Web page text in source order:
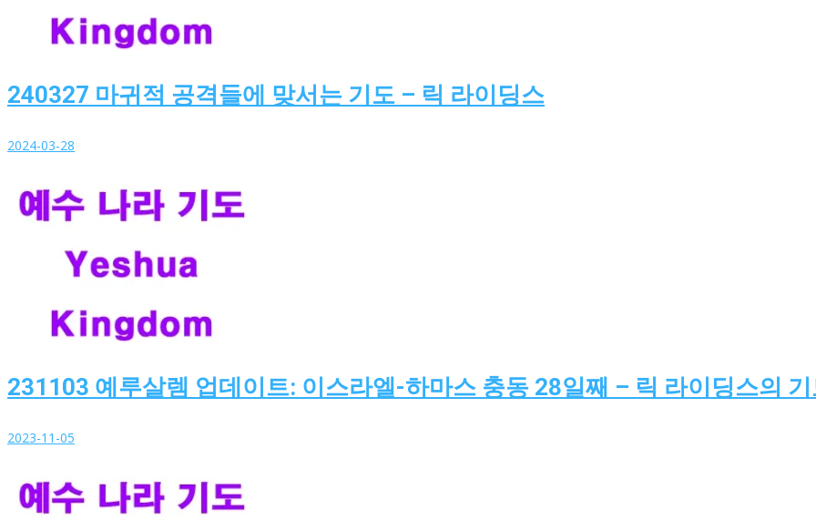
240327 마귀적 공격들에 맞서는 기도 – 릭 라이딩스
2024-03-28
231103 예루살렘 업데이트: 이스라엘-하마스 충동 28일째 – 릭 라이딩스의 기
2023-11-05